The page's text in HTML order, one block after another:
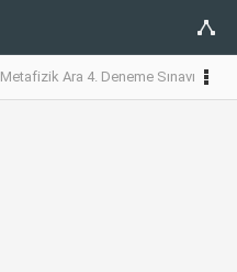
Metafizik Ara 4. Deneme Sınavı